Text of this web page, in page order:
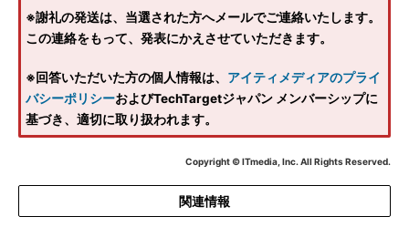
※謝礼の発送は、当選された方へメールでご連絡いたします。
この連絡をもって、発表にかえさせていただきます。
※回答いただいた方の個人情報は、 アイティメディアのプライ
バシーポリシーおよびTechTargetジャパン メンバーシップに
基づき、適切に取り扱われます。
Copyright © ITmedia, Inc. All Rights Reserved.
関連情報